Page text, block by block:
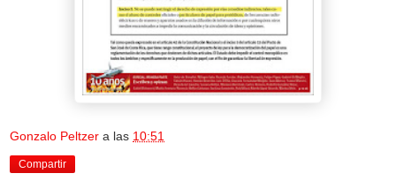
Gonzalo Peltzer a las 10:51
Compartir